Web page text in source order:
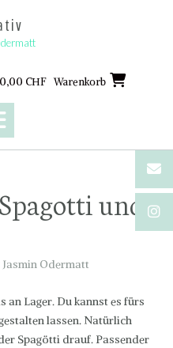
CHF Warenkorb
und
Jasmin Odermatt
an Lager. Du kannst es fürs
lassen. Natürlich
Spagötti drauf. Passender